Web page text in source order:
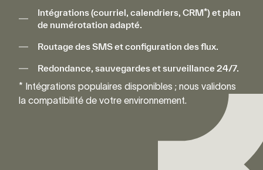
Intégrations (courriel, calendriers, CRM*) et plan
de numérotation adapté.
Routage des SMS et configuration des flux.
Redondance, sauvegardes et surveillance 24/7.
* Intégrations populaires disponibles ; nous validons
la compatibilité de votre environnement.